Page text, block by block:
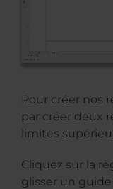
Pour créer nos
par créer deux
limites
Cliquez sur la
glisser un guide